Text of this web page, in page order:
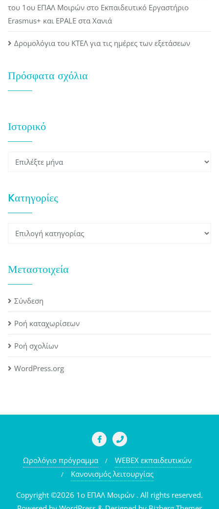
του 1ου ΕΠΑΛ Μοιρών στο Εκπαιδευτικό Εργαστήριο
Erasmus+ και EPALE στα Χανιά
Δρομολόγια του ΚΤΕΛ για τις ημέρες των εξετάσεων
Πρόσφατα σχόλια
Ιστορικό
Ιστορικό
Kατηγορίες
Kατηγορίες
Μεταστοιχεία
Σύνδεση
Ροή καταχωρίσεων
Ροή σχολίων
WordPress.org
Ωρολόγιο πρόγραμμα
WEBEX εκπαιδευτικών
Κανονισμός λειτουργίας
Copyright ©2026 1o ΕΠΑΛ Μοιρών . All rights reserved.